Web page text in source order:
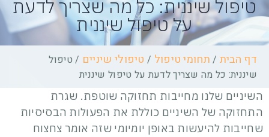
טיפול שיננית: כל מה שצריך לדעת
על טיפול שיננית
דף הבית / תחומי טיפול / טיפולי שיניים / טיפול
שיננית: כל מה שצריך לדעת על טיפול שיננית
השיניים שלנו מחייבות תחזוקה שוטפת. שגרת
התחזוקה של השיניים כוללת את הפעולות הבסיסיות
שחייבות להיעשות באופן יומיומי שזה אומר צחצוח